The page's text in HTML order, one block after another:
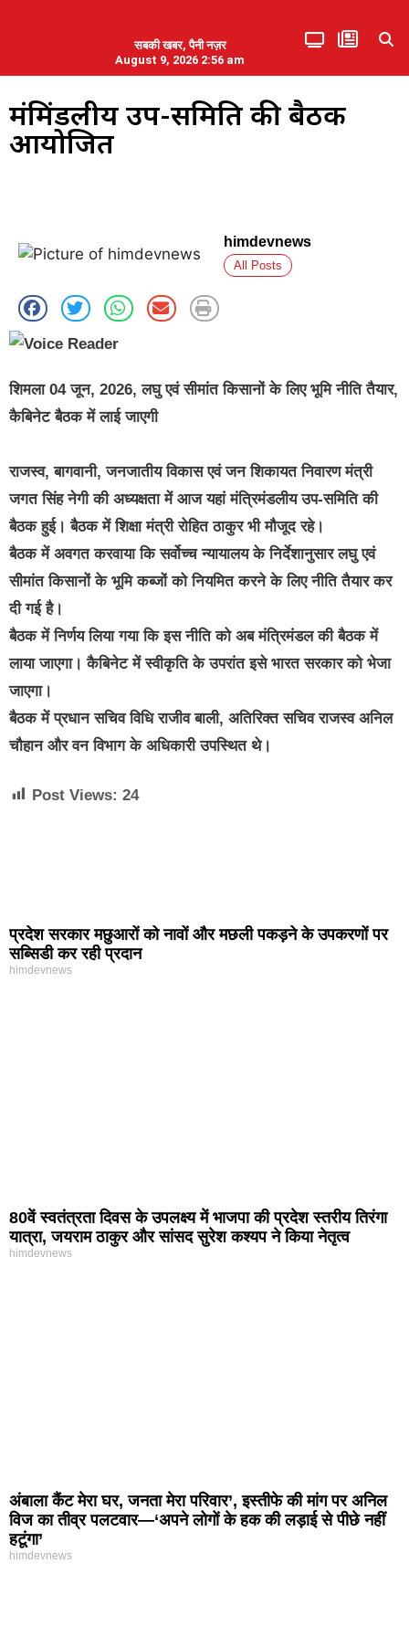
सबकी खबर, पैनी नज़र
August 9, 2026 2:56 am
मंत्रिमंडलीय उप-समिति की बैठक
आयोजित
himdevnews
All Posts
शिमला 04 जून, 2026, लघु एवं सीमांत किसानों के लिए भूमि नीति तैयार,
कैबिनेट बैठक में लाई जाएगी
राजस्व, बागवानी, जनजातीय विकास एवं जन शिकायत निवारण मंत्री
जगत सिंह नेगी की अध्यक्षता में आज यहां मंत्रिमंडलीय उप-समिति की
बैठक हुई। बैठक में शिक्षा मंत्री रोहित ठाकुर भी मौजूद रहे।
बैठक में अवगत करवाया कि सर्वोच्च न्यायालय के निर्देशानुसार लघु एवं
सीमांत किसानों के भूमि कब्जों को नियमित करने के लिए नीति तैयार कर
दी गई है।
बैठक में निर्णय लिया गया कि इस नीति को अब मंत्रिमंडल की बैठक में
लाया जाएगा। कैबिनेट में स्वीकृति के उपरांत इसे भारत सरकार को भेजा
जाएगा।
बैठक में प्रधान सचिव विधि राजीव बाली, अतिरिक्त सचिव राजस्व अनिल
चौहान और वन विभाग के अधिकारी उपस्थित थे।
Post Views: 24
प्रदेश सरकार मछुआरों को नावों और मछली पकड़ने के उपकरणों पर
सब्सिडी कर रही प्रदान
himdevnews
80वें स्वतंत्रता दिवस के उपलक्ष्य में भाजपा की प्रदेश स्तरीय तिरंगा
यात्रा, जयराम ठाकुर और सांसद सुरेश कश्यप ने किया नेतृत्व
himdevnews
अंबाला कैंट मेरा घर, जनता मेरा परिवार’, इस्तीफे की मांग पर अनिल
विज का तीव्र पलटवार—‘अपने लोगों के हक की लड़ाई से पीछे नहीं
हटूंगा’
himdevnews